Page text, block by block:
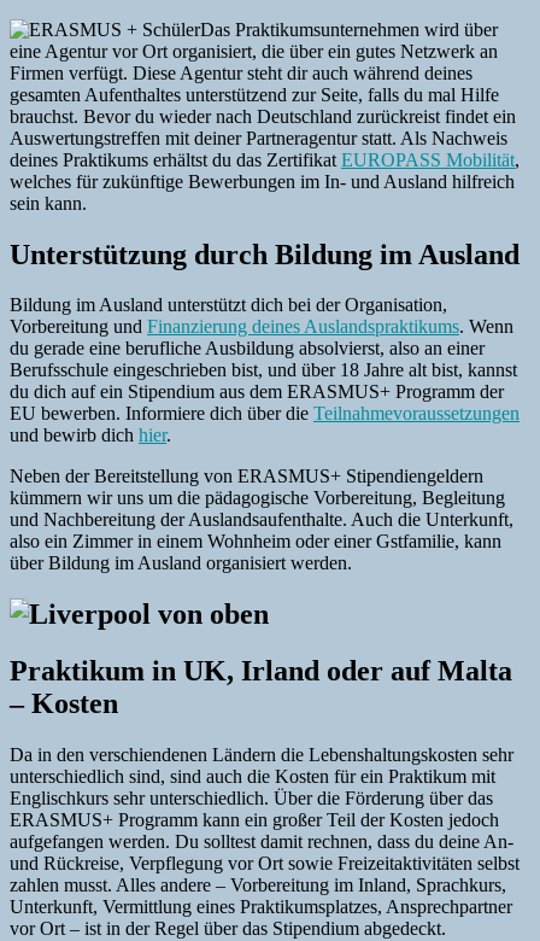
Das Praktikumsunternehmen wird über
eine Agentur vor Ort organisiert, die über ein gutes Netzwerk an
Firmen verfügt. Diese Agentur steht dir auch während deines
gesamten Aufenthaltes unterstützend zur Seite, falls du mal Hilfe
brauchst. Bevor du wieder nach Deutschland zurückreist findet ein
Auswertungstreffen mit deiner Partneragentur statt. Als Nachweis
deines Praktikums erhältst du das Zertifikat EUROPASS Mobilität,
welches für zukünftige Bewerbungen im In- und Ausland hilfreich
sein kann.
Unterstützung durch Bildung im Ausland
Bildung im Ausland unterstützt dich bei der Organisation,
Vorbereitung und Finanzierung deines Auslandspraktikums. Wenn
du gerade eine berufliche Ausbildung absolvierst, also an einer
Berufsschule eingeschrieben bist, und über 18 Jahre alt bist, kannst
du dich auf ein Stipendium aus dem ERASMUS+ Programm der
EU bewerben. Informiere dich über die Teilnahmevoraussetzungen
und bewirb dich hier.
Neben der Bereitstellung von ERASMUS+ Stipendiengeldern
kümmern wir uns um die pädagogische Vorbereitung, Begleitung
und Nachbereitung der Auslandsaufenthalte. Auch die Unterkunft,
also ein Zimmer in einem Wohnheim oder einer Gstfamilie, kann
über Bildung im Ausland organisiert werden.
Praktikum in UK, Irland oder auf Malta
– Kosten
Da in den verschiendenen Ländern die Lebenshaltungskosten sehr
unterschiedlich sind, sind auch die Kosten für ein Praktikum mit
Englischkurs sehr unterschiedlich. Über die Förderung über das
ERASMUS+ Programm kann ein großer Teil der Kosten jedoch
aufgefangen werden. Du solltest damit rechnen, dass du deine An-
und Rückreise, Verpflegung vor Ort sowie Freizeitaktivitäten selbst
zahlen musst. Alles andere – Vorbereitung im Inland, Sprachkurs,
Unterkunft, Vermittlung eines Praktikumsplatzes, Ansprechpartner
vor Ort – ist in der Regel über das Stipendium abgedeckt.